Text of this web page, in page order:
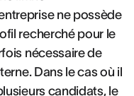
ne possède
recherché pour le
nécessaire de
Dans le cas où il
candidats, le